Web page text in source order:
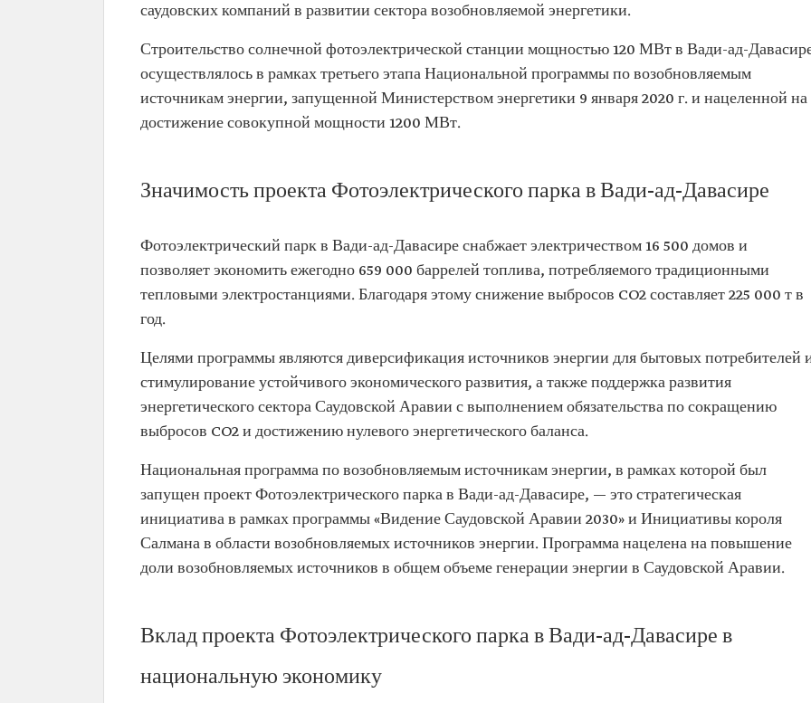
саудовских компаний в развитии сектора возобновляемой энергетики.
Строительство солнечной фотоэлектрической станции мощностью 120 МВт в Вади-ад-
осуществлялось в рамках третьего этапа Национальной программы по возобновляемым
источникам энергии, запущенной Министерством энергетики 9 января 2020 г. и нацеленной на
достижение совокупной мощности 1200 МВт.
Значимость проекта Фотоэлектрического парка в Вади-ад-Давасире
Фотоэлектрический парк в Вади-ад-Давасире снабжает электричеством 16 500 домов и
позволяет экономить ежегодно 659 000 баррелей топлива, потребляемого традиционными
тепловыми электростанциями. Благодаря этому снижение выбросов CO2 составляет 225 000 т в
год.
Целями программы являются диверсификация источников энергии для бытовых потребителей
стимулирование устойчивого экономического развития, а также поддержка развития
энергетического сектора Саудовской Аравии с выполнением обязательства по сокращению
выбросов CO2 и достижению нулевого энергетического баланса.
Национальная программа по возобновляемым источникам энергии, в рамках которой был
запущен проект Фотоэлектрического парка в Вади-ад-Давасире, — это стратегическая
инициатива в рамках программы «Видение Саудовской Аравии 2030» и Инициативы короля
Салмана в области возобновляемых источников энергии. Программа нацелена на повышение
доли возобновляемых источников в общем объеме генерации энергии в Саудовской Аравии.
Вклад проекта Фотоэлектрического парка в Вади-ад-Давасире в
национальную экономику